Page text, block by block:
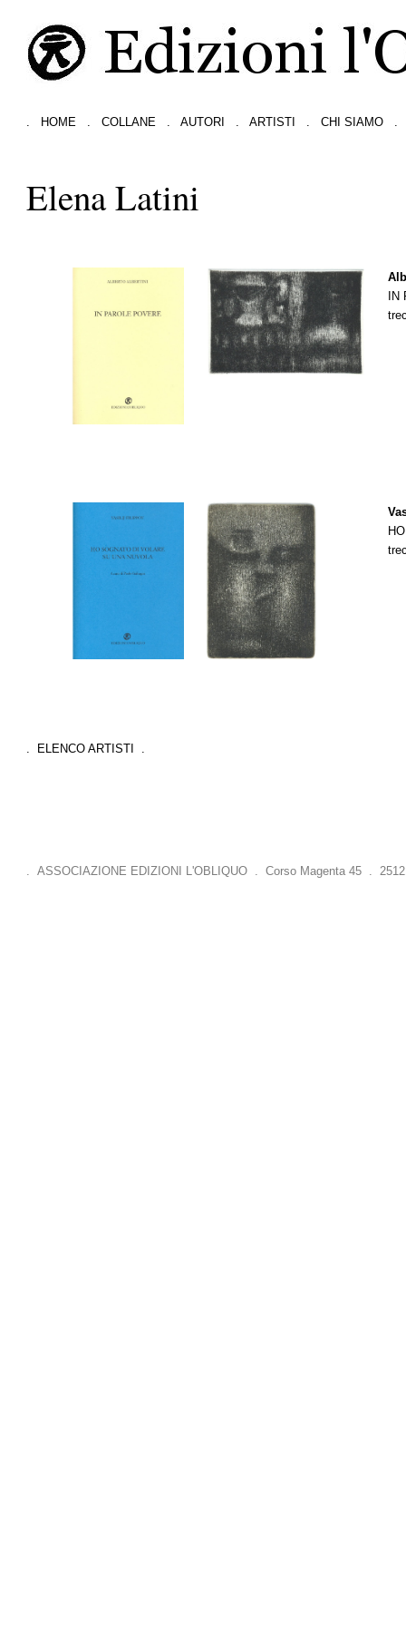
HOME COLLANE AUTORI ARTISTI CHI SIAMO
Elena Latini
. ELENCO ARTISTI .
. ASSOCIAZIONE EDIZIONI L'OBLIQUO . Corso Magenta 45 .